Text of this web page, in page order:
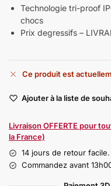
Technologie tri-proof
chocs
Prix degressifs –
Ce produit est
Ajouter à la liste de
Livraison OFFERTE pour
la France)
14 jours de retour facile.
Commandez avant